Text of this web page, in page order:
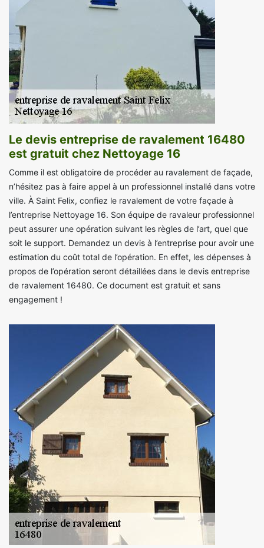
Le devis entreprise de ravalement 16480
est gratuit chez Nettoyage 16
Comme il est obligatoire de procéder au ravalement de façade,
n’hésitez pas à faire appel à un professionnel installé dans votre
ville. À Saint Felix, confiez le ravalement de votre façade à
l’entreprise Nettoyage 16. Son équipe de ravaleur professionnel
peut assurer une opération suivant les règles de l’art, quel que
soit le support. Demandez un devis à l’entreprise pour avoir une
estimation du coût total de l’opération. En effet, les dépenses à
propos de l’opération seront détaillées dans le devis entreprise
de ravalement 16480. Ce document est gratuit et sans
engagement !